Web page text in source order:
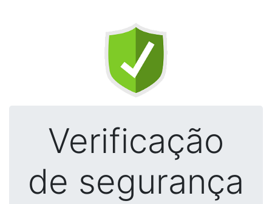
Verificação
de segurança